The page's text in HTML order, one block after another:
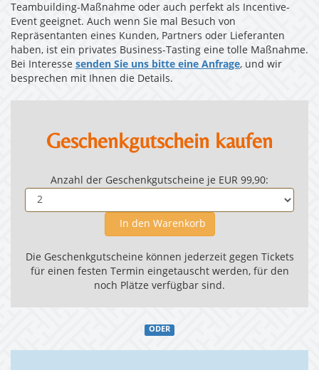
Teambuilding-Maßnahme oder auch perfekt als Incentive-
Event geeignet. Auch wenn Sie mal Besuch von
Repräsentanten eines Kunden, Partners oder Lieferanten
haben, ist ein privates Business-Tasting eine tolle Maßnahme.
Bei Interesse senden Sie uns bitte eine Anfrage, und wir
besprechen mit Ihnen die Details.
Geschenkgutschein kaufen
Anzahl der Geschenkgutscheine je EUR 99,90:
In den Warenkorb
Die Geschenkgutscheine können jederzeit gegen Tickets
für einen festen Termin eingetauscht werden, für den
noch Plätze verfügbar sind.
ODER